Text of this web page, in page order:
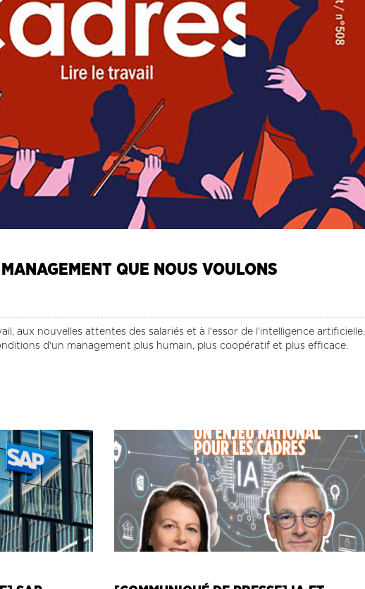
QUE NOUS VOULONS
aux nouvelles attentes des salariés et à l'essor de l'intelligence artificielle,
d'un management plus humain, plus coopératif et plus efficace.